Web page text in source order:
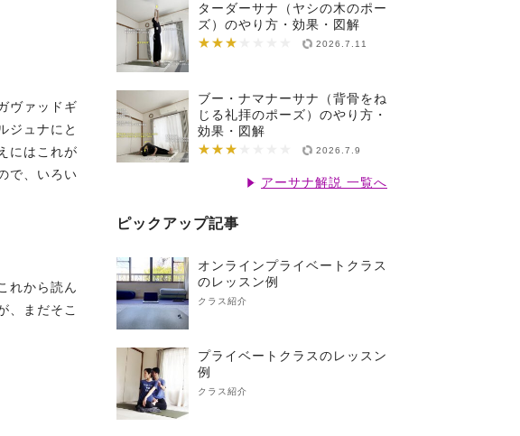
ヴァッドギ
ジュナにと
にはこれが
で、いろい
れから読ん
、まだそこ
ターダーサナ（ヤシの木のポー
ズ）のやり方・効果・図解
★★★
★★★★★★★ 2026.7.11
ブー・ナマナーサナ（背骨をね
じる礼拝のポーズ）のやり方・
効果・図解
★★★
★★★★★★★ 2026.7.9
アーサナ解説 一覧へ
ピックアップ記事
オンラインプライベートクラス
のレッスン例
クラス紹介
プライベートクラスのレッスン
例
クラス紹介